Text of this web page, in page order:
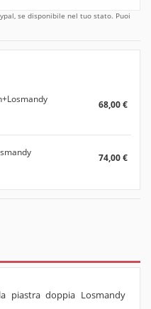
se disponibile nel tuo stato. Puoi
68,00 €
74,00 €
piastra doppia Losmandy